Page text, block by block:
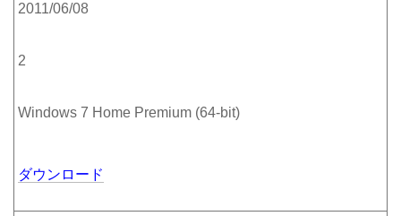
2011/06/08
2
Windows 7 Home Premium (64-bit)
ダウンロード